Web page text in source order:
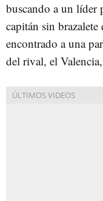
buscando a un líder
capitán sin
encontrado a una
del rival, el